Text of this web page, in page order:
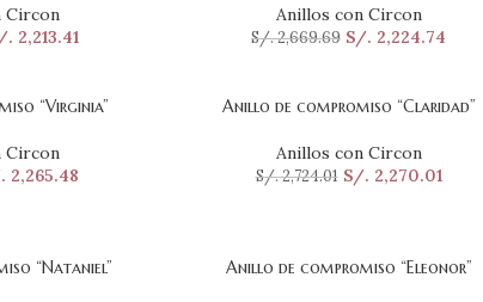
Circon
. 2,213.41
Anillos con Circon
S/.2,669.69 S/. 2,224.74
“Virginia”
Circon
2,265.48
SELECCIONAR OPCIONES
Anillo de compromiso “Claridad”
Anillos con Circon
S/.2,724.01 S/. 2,270.01
“Nataniel” SELECCIONAR OPCIONES
Anillo de compromiso “Eleonor”